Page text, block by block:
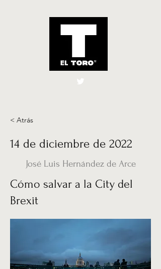
El Toro España
< Atrás
14 de diciembre de 2022
José Luis Hernández de Arce
Cómo salvar a la City del
Brexit